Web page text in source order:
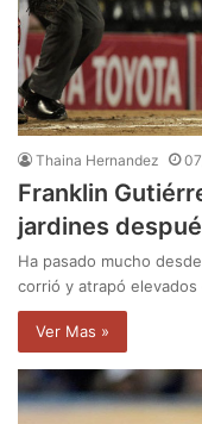
Thaina Hernandez
Franklin
jardines
Ha pasado mucho
corrió y atrapó elevados
Ver Mas »